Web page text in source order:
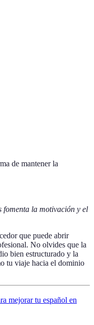
de mantener la
fomenta la motivación y el
que puede abrir
No olvides que la
bien estructurado y la
tu viaje hacia el dominio
mejorar tu español en